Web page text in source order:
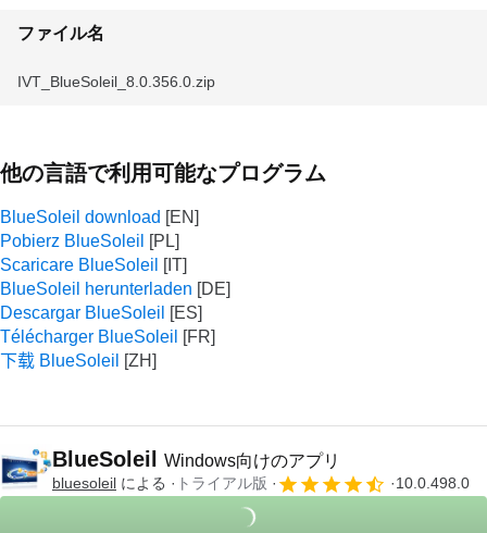
ファイル名
IVT_BlueSoleil_8.0.356.0.zip
他の言語で利用可能なプログラム
BlueSoleil download
Pobierz BlueSoleil
Scaricare BlueSoleil
BlueSoleil herunterladen
Descargar BlueSoleil
Télécharger BlueSoleil
下载 BlueSoleil
BlueSoleil Windows向けのアプリ
bluesoleil による トライアル版 10.0.498.0